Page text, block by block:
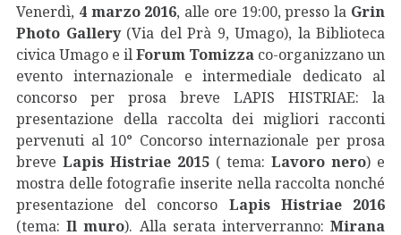
Venerdì, 4 marzo 2016, alle ore 19:00, presso la Grin
Photo Gallery(Via del Prà 9, Umago), la Biblioteca
civica Umago e ilForum Tomizza co-organizzano un
evento internazionale e intermediale dedicato al
concorso per prosa breve LAPIS HISTRIAE: la
presentazione della raccolta dei migliori racconti
pervenuti al 10° Concorso internazionale per prosa
breve Lapis Histriae 2015 ( tema:Lavoro nero) e
mostra delle fotografie inserite nella raccolta nonché
presentazione del concorso Lapis Histriae 2016
(tema:Il muro). Alla serata interverranno: Mirana